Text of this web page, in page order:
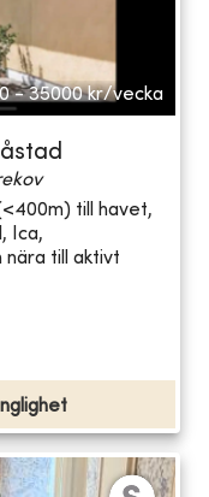
- 35000 kr/vecka
till havet,
Ica,
till aktivt